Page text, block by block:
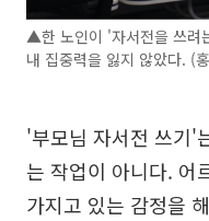
▲한 노인이 '자서전을 쓰려
내 집중력을 잃지 않았다. (
'부모님 자서전 쓰기'
는 작업이 아니다. 어
가지고 있는 감정을